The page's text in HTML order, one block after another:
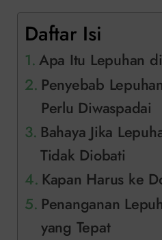
Daftar Isi
Apa Itu Lepuhan
Penyebab
Perlu Diwaspadai
Bahaya Jika
Tidak Diobati
Kapan Harus ke
Penanganan
yang Tepat